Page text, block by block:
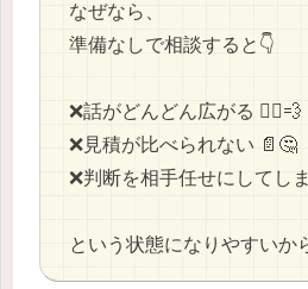
なぜなら、
準備なしで相談すると👇
❌️話がどんどん広がる 🏃‍♂️💨
❌️見積が比べられない 📄🤔
❌️判断を相手任せにしてし
という状態になりやすいか